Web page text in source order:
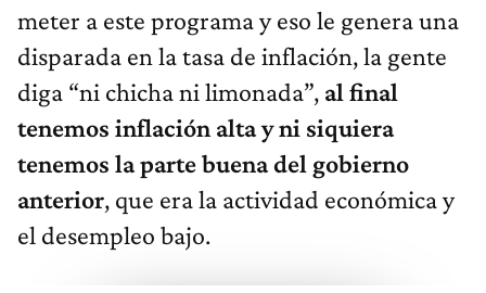
meter a este programa y eso le genera una
disparada en la tasa de inflación, la gente
diga “ni chicha ni limonada”, al final
tenemos inflación alta y ni siquiera
tenemos la parte buena del gobierno
anterior, que era la actividad económica y
el desempleo bajo.